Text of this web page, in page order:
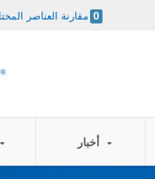
مقارنة العناصر 0
أخبار